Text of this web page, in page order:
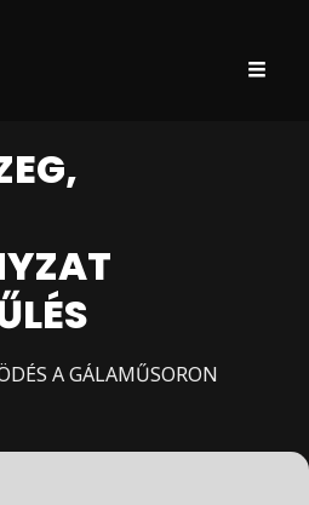
A GÁLAMŰSORON